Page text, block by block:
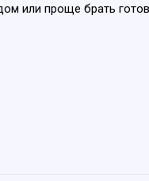
или проще брать